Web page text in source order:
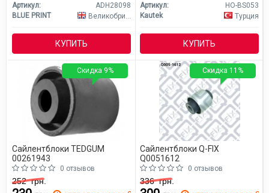
Артикул:
ADH28098
BLUE PRINT
Великобритания
КУПИТЬ
Артикул:
HO-BS053
Kautek
Турция
КУПИТЬ
Сайлентблоки TEDGUM
00261943
0 отзывов
252грн.
Скидка 9%
Сайлентблоки Q-FIX
Q0051612
0 отзывов
336грн.
Скидка 11%